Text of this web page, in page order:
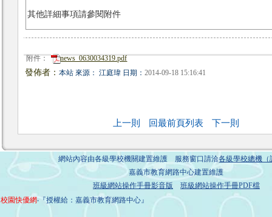
其他詳細事項請參閱附件
附件： news_0630034319.pdf
發佈者：本站 來源： 江庭瑋 日期：2014-09-18 15:16:41
上一則 回最前頁列表 下一則
網站內容由各級學校機關建置維護 服務窗口請洽各級學校總機（
嘉義市教育網路中心建置維護
班級網站操作手冊影音版
班級網站操作手冊PDF檔
校園快優網‧『授權給：嘉義市教育網路中心』